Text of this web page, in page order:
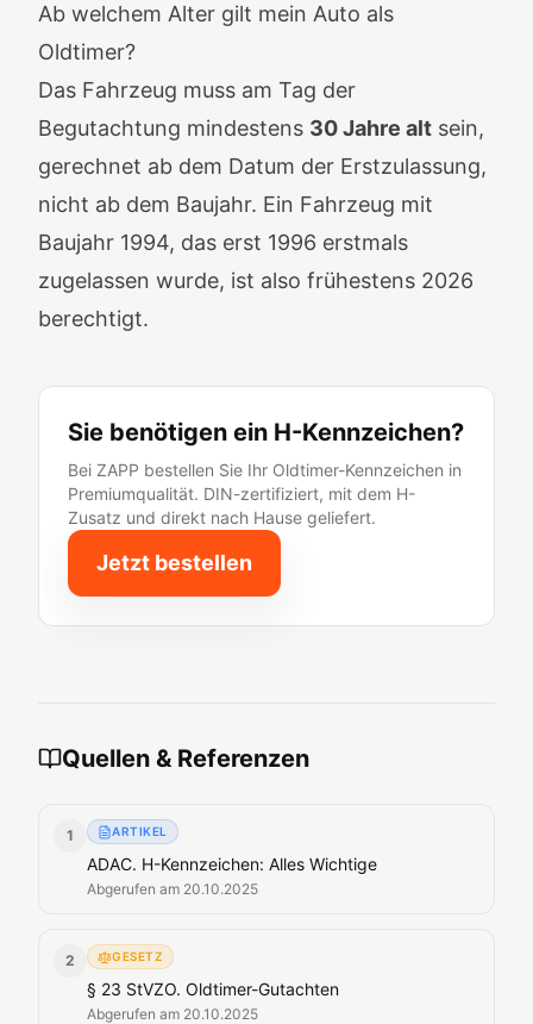
Ab welchem Alter gilt mein Auto als
Oldtimer?
Das Fahrzeug muss am Tag der
Begutachtung mindestens 30 Jahre alt sein,
gerechnet ab dem Datum der Erstzulassung,
nicht ab dem Baujahr. Ein Fahrzeug mit
Baujahr 1994, das erst 1996 erstmals
zugelassen wurde, ist also frühestens 2026
berechtigt.
Sie benötigen ein H-Kennzeichen?
Bei ZAPP bestellen Sie Ihr Oldtimer-Kennzeichen in
Premiumqualität. DIN-zertifiziert, mit dem H-
Zusatz und direkt nach Hause geliefert.
Jetzt bestellen
Quellen & Referenzen
1 ARTIKEL
ADAC. H-Kennzeichen: Alles Wichtige
Abgerufen am 20.10.2025
2 GESETZ
§ 23 StVZO. Oldtimer-Gutachten
Abgerufen am 20.10.2025